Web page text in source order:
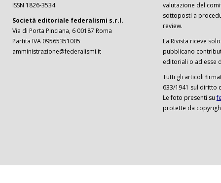
ISSN 1826-3534
Società editoriale federalismi s.r.l.
Via di Porta Pinciana, 6 00187 Roma
Partita IVA 09565351005
amministrazione@federalismi.it
valutazione del
sottoposti a
review.
La Rivista riceve
pubblicano
editoriali o ad esse
Tutti gli articoli
633/1941 sul diritto
Le foto presenti su
protette da